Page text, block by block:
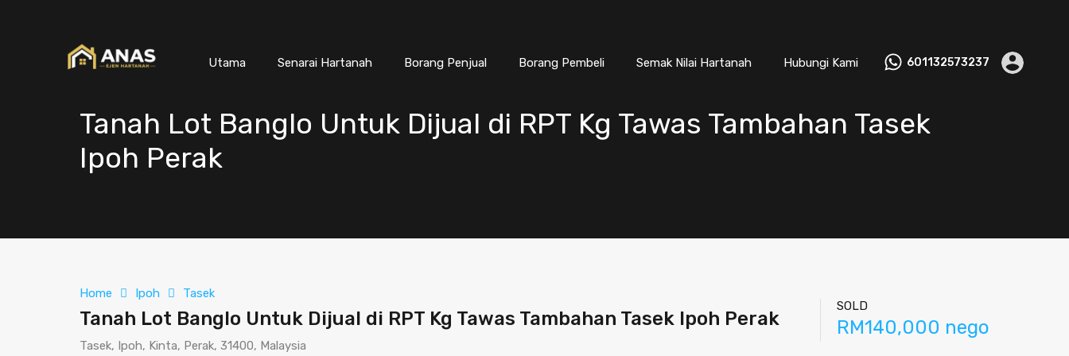
Utama Senarai Hartanah Borang Penjual Borang Pembeli Semak Nilai Hartanah Hubungi Kami 601132573237
Tanah Lot Banglo Untuk Dijual di RPT Kg Tawas Tambahan Tasek
Ipoh Perak
Home Ipoh Tasek
Tanah Lot Banglo Untuk Dijual di RPT Kg Tawas Tambahan Tasek Ipoh Perak
Tasek, Ipoh, Kinta, Perak, 31400, Malaysia
SOLD
RM140,000 nego